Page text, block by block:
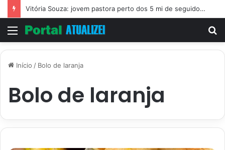
Vitória Souza: jovem pastora perto dos 5 mi de seguidores na web
Menu
Início / Bolo de laranja
Bolo de laranja